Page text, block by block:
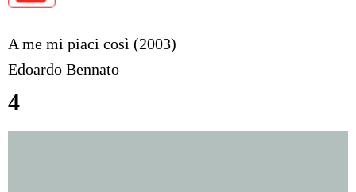
A me mi piaci così (2003)
Edoardo Bennato
4